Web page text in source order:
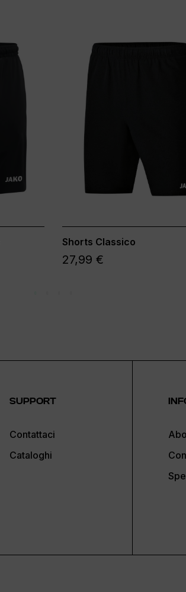
Shorts Classico
27,99 €
SUPPORT
Contattaci
Cataloghi